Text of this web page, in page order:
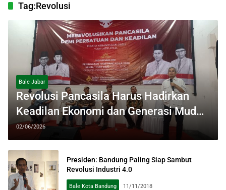
Tag:Revolusi
Bale Jabar
Revolusi Pancasila Harus Hadirkan
Keadilan Ekonomi dan Generasi Muda
yang Sadar Nilai
02/06/2026
Presiden: Bandung Paling Siap Sambut
Revolusi Industri 4.0
Bale Kota Bandung 11/11/2018